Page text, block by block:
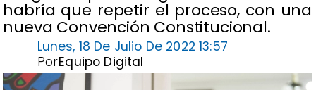
habría que repetir el proceso, con una
nueva Convención Constitucional.
Lunes, 18 De Julio De 2022 13:57
Equipo Digital
Por